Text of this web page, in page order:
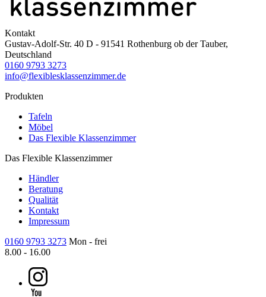
Kontakt
Gustav-Adolf-Str. 40 D - 91541 Rothenburg ob der Tauber,
Deutschland
0160 9793 3273
info@flexiblesklassenzimmer.de
Produkten
Tafeln
Möbel
Das Flexible Klassenzimmer
Das Flexible Klassenzimmer
Händler
Beratung
Qualität
Kontakt
Impressum
0160 9793 3273 Mon - frei
8.00 - 16.00